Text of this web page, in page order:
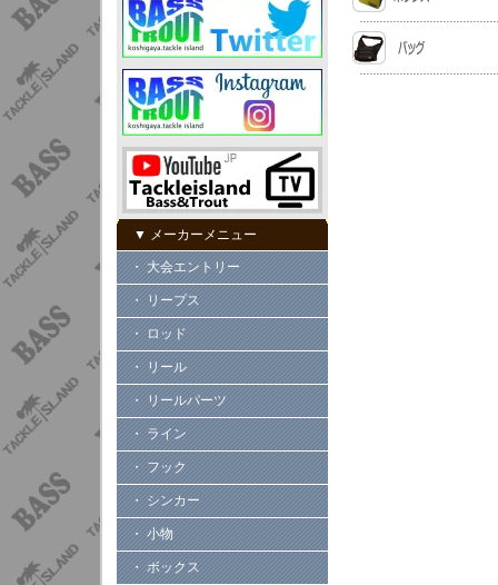
▼ メーカーメニュー
・ 大会エントリー
・ リープス
・ ロッド
・ リール
・ リールパーツ
・ ライン
・ フック
・ シンカー
・ 小物
・ ボックス